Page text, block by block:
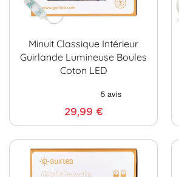
Minuit Classique Intérieur
Guirlande Lumineuse Boules
Coton LED
29,99 €